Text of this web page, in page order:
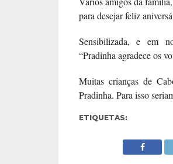
para desejar feliz
Sensibilizada, e em
“Pradinha agradece os
Muitas crianças de
Pradinha. Para isso
ETIQUETAS: